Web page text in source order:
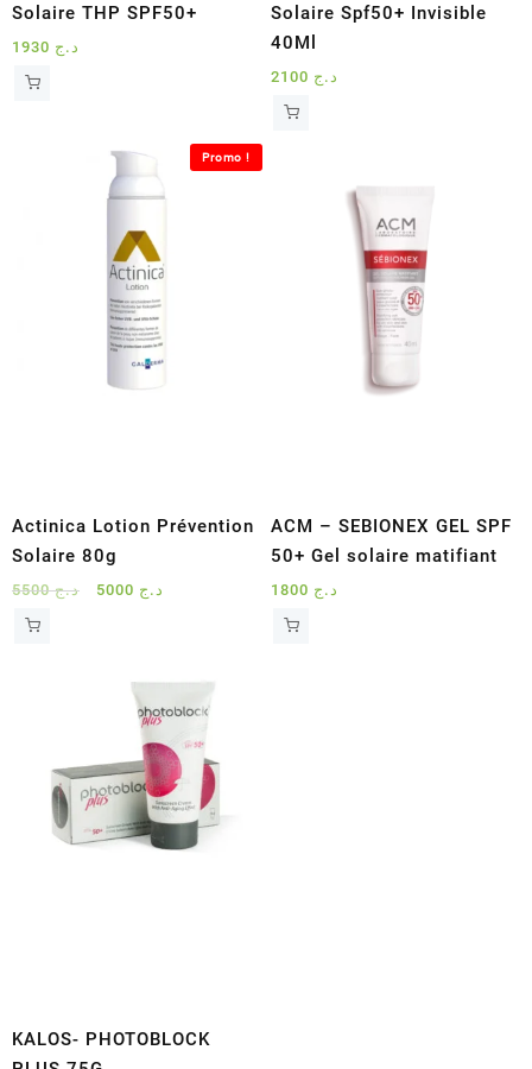
Solaire THP SPF50+
د.ج
Solaire Spf50+ Invisible
40Ml
د.ج
Promo !
Actinica Lotion Prévention
Solaire 80g
د.ج5500
Le
د.ج
ACM – SEBIONEX GEL SPF
50+ Gel solaire matifiant
د.ج
KALOS- PHOTOBLOCK